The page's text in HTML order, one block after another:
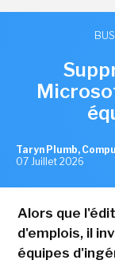
Taryn Plumb,
07 Juillet 2026
Alors que
d'emplois, il
équipes